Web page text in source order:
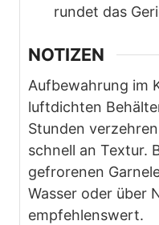
rundet das
NOTIZEN
Aufbewahrung im
luftdichten
Stunden
schnell an Textur.
gefrorenen
Wasser oder über
empfehlenswert.